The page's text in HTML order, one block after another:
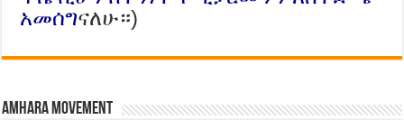
አመሰግናለሁ።)
Amhara Movement